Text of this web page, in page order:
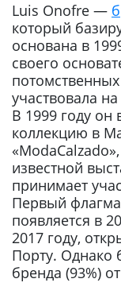
Luis Onofre —
который
основана в
своего
участвовала
В 1999 году он
коллекцию в
известной
принимает
Первый
появляется в
2017 году,
Порту. Однако
бренда (93%)